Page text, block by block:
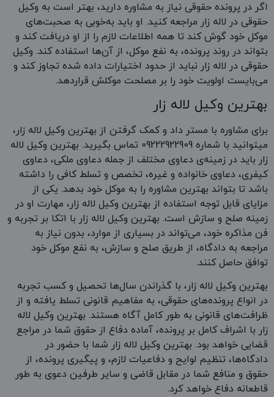
اگر در پرونده حقوقی نیاز به مشاوره دارید، بهتر است به وکیل
حقوقی در لاله زار مراجعه کنید. او باید به‌خوبی به صحبت‌های
موکل خود گوش ‌کند تا همه اطلاعات لازم را از او دریافت کند و
بتواند در روند پرونده، به نفع موکل، از آن‌ها استفاده ‌کند. وکیل
حقوقی در لاله زار نباید از حدود اختیارات داده شده تجاوز کند و
می‌بایست اولویت خود را بر مصلحت موکلش قرار‌دهد.
بهترین وکیل لاله زار
برای مشاوره با مستر داد و کمک گرفتن از بهترین وکیل لاله زار،
میتوانید با شماره 09222922909 تماس بگیرید. بهترین وکیل لاله
زار باید در زمینه‌ی دعاوی مختلف از جمله دعاوی ملکی، دعاوی
کیفری، دعاوی خانواده و غیره، تخصص و تسلط کافی را داشته
باشد تا بتواند بهترین مشاوره را به موکل خود بدهد. یکی از
مزایای قابل توجه استفاده از بهترین وکیل لاله زار، مهارت او در
زمینه صلح و سازش است. بهترین وکیل لاله زار با اتکا بر تجربه و
فن مذاکره خود، می‌تواند در بسیاری از موارد، بدون نیاز به
مراجعه به دادگاه، از طریق صلح و سازش، به نفع موکل خود
توافق حاصل کنند.
بهترین وکیل لاله زار، با گذراندن سال‌ها تحصیل و کسب تجربه
در انواع پرونده‌های حقوقی، به مفاهیم قانونی تسلط یافته و از
ظرافت‌های قانونی به طور کامل آگاه هستند. بهترین وکیل لاله
زار با اشراف کامل بر پرونده، آماده دفاع از حقوق شما در مراجع
قضایی خواهد بود. بهترین وکیل لاله زار شما با حضور در
دادگاه‌ها، تنظیم لوایح و دفاعیات لازم، و پیگیری پرونده، از
حقوق و منافع شما در مقابل قاضی و سایر طرفین دعوی به طور
قاطعانه دفاع خواهد کرد.